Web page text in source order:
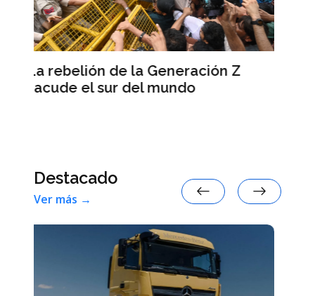
Las primarias demócratas
muestran la decreciente
política de Israel en Estados
Destacado
Ver más →